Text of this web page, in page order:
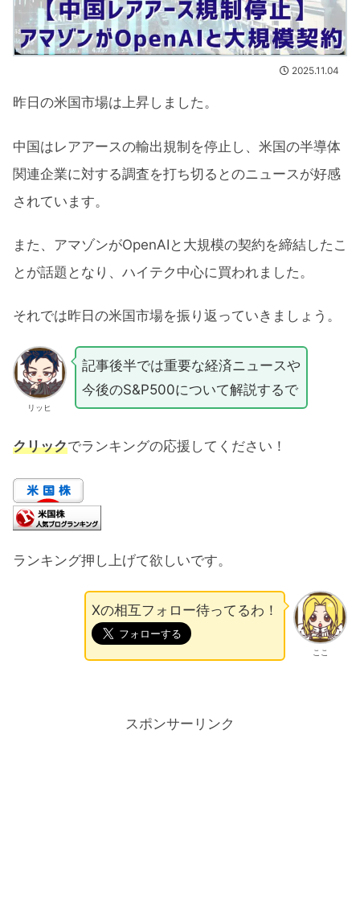
2025.11.04
昨日の米国市場は上昇しました。
中国はレアアースの輸出規制を停止し、米国の半導体
関連企業に対する調査を打ち切るとのニュースが好感
されています。
また、アマゾンがOpenAIと大規模の契約を締結したこ
とが話題となり、ハイテク中心に買われました。
それでは昨日の米国市場を振り返っていきましょう。
リッヒ
記事後半では重要な経済ニュースや
今後のS&P500について解説するで
クリックでランキングの応援してください！
ランキング押し上げて欲しいです。
ここ
Xの相互フォロー待ってるわ！
スポンサーリンク